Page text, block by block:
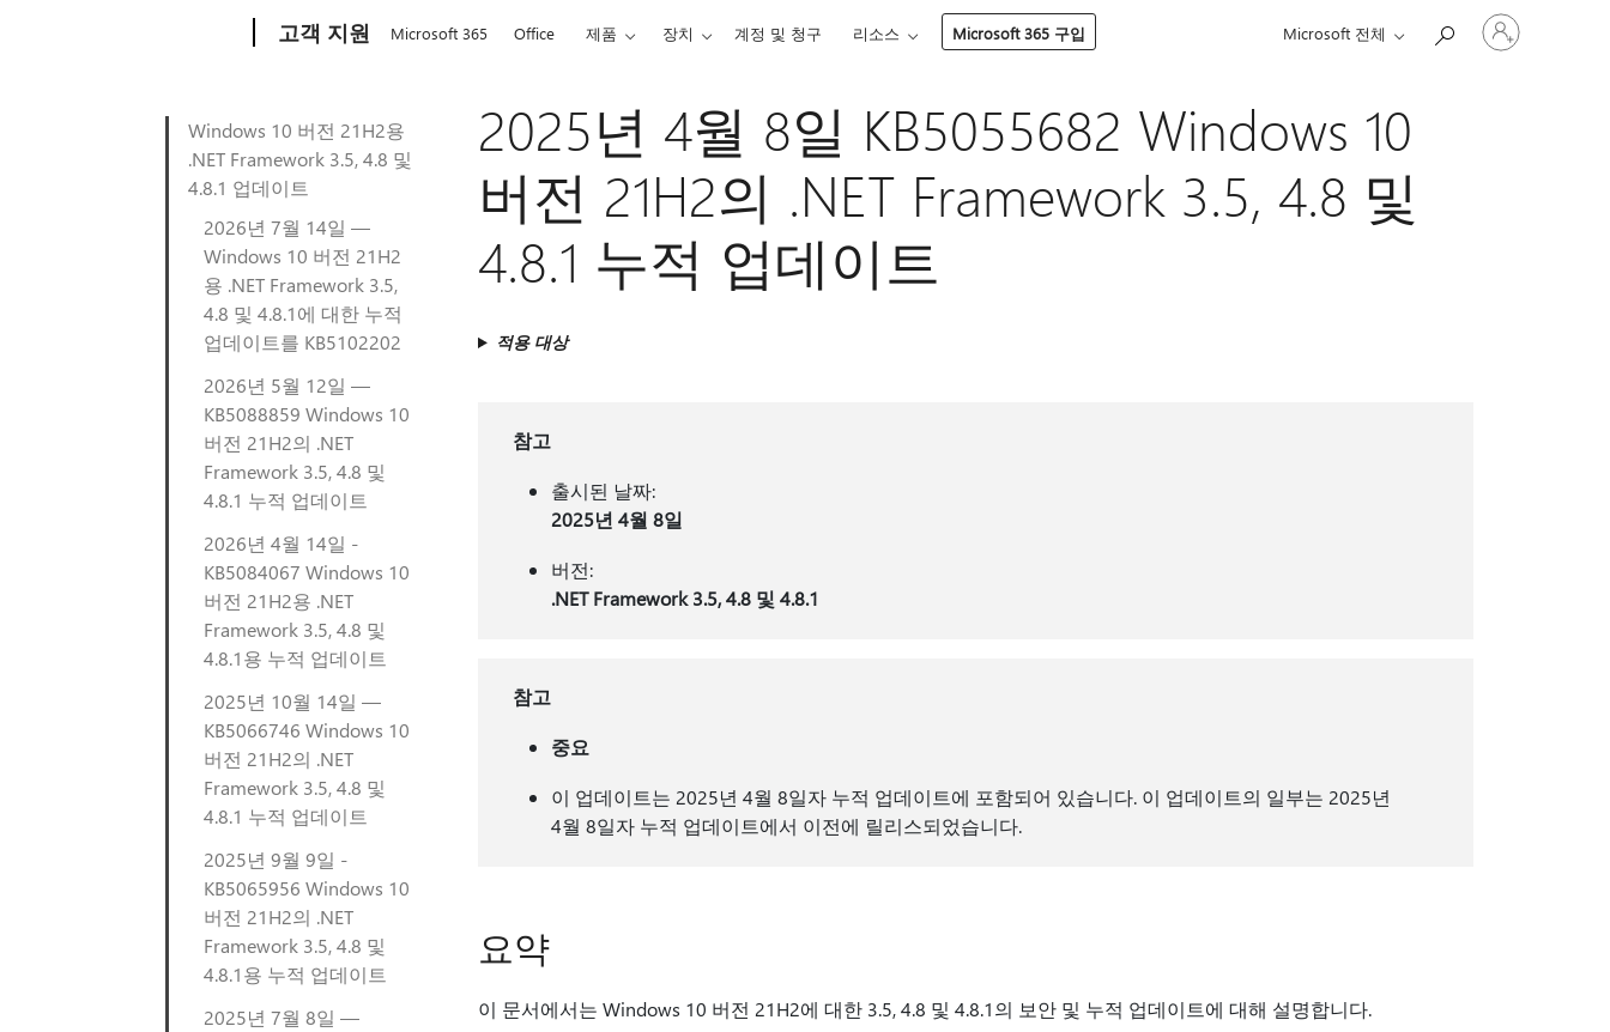
고객 지원 Microsoft 365 Office 제품 장치 계정 및 청구 리소스 Microsoft 365 구입 Microsoft 전체
하
Windows 10 버전 21H2용
.NET Framework 3.5, 4.8 및
4.8.1 업데이트
2026년 7월 14일 —
Windows 10 버전 21H2
용 .NET Framework 3.5,
4.8 및 4.8.1에 대한 누적
업데이트를 KB5102202
2026년 5월 12일 —
KB5088859 Windows 10
버전 21H2의 .NET
Framework 3.5, 4.8 및
4.8.1 누적 업데이트
2026년 4월 14일 -
KB5084067 Windows 10
버전 21H2용 .NET
Framework 3.5, 4.8 및
4.8.1용 누적 업데이트
2025년 10월 14일 —
KB5066746 Windows 10
버전 21H2의 .NET
Framework 3.5, 4.8 및
4.8.1 누적 업데이트
2025년 9월 9일 -
KB5065956 Windows 10
버전 21H2의 .NET
Framework 3.5, 4.8 및
4.8.1용 누적 업데이트
2025년 7월 8일 —
2025년 4월 8일 KB5055682 Windows 10
버전 21H2의 .NET Framework 3.5, 4.8 및
4.8.1 누적 업데이트
적용 대상
참고
출시된 날짜:
2025년 4월 8일
버전:
.NET Framework 3.5, 4.8 및 4.8.1
참고
중요
이 업데이트는 2025년 4월 8일자 누적 업데이트에 포함되어 있습니다. 이 업데이트의 일부는 2025년
4월 8일자 누적 업데이트에서 이전에 릴리스되었습니다.
요약​​
이 문서에서는 Windows 10 버전 21H2에 대한 3.5, 4.8 및 4.8.1의 보안 및 누적 업데이트에 대해 설명합니다.